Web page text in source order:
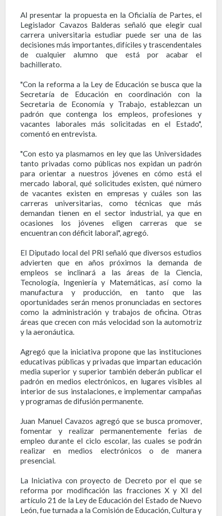
Al presentar la propuesta en la Oficialía de Partes, el
Legislador Cavazos Balderas señaló que elegir cual
carrera universitaria estudiar puede ser una de las
decisiones más importantes, difíciles y trascendentales
de cualquier alumno que está por acabar el
bachillerato.
"Con la reforma a la Ley de Educación se busca que la
Secretaría de Educación en coordinación con la
Secretaria de Economía y Trabajo, establezcan un
padrón que contenga los empleos, profesiones y
vacantes laborales más solicitadas en el Estado",
comentó en entrevista.
"Con esto ya plasmamos en ley que las Universidades
tanto privadas como públicas nos expidan un padrón
para orientar a nuestros jóvenes en cómo está el
mercado laboral, qué solicitudes existen, qué número
de vacantes existen en empresas y cuáles son las
carreras universitarias, como técnicas que más
demandan tienen en el sector industrial, ya que en
ocasiones los jóvenes eligen carreras que se
encuentran con déficit laboral", agregó.
El Diputado local del PRI señaló que diversos estudios
advierten que en años próximos la demanda de
empleos se inclinará a las áreas de la Ciencia,
Tecnología, Ingeniería y Matemáticas, así como la
manufactura y producción, en tanto que las
oportunidades serán menos pronunciadas en sectores
como la administración y trabajos de oficina. Otras
áreas que crecen con más velocidad son la automotriz
y la aeronáutica.
Agregó que la iniciativa propone que las instituciones
educativas públicas y privadas que impartan educación
media superior y superior también deberán publicar el
padrón en medios electrónicos, en lugares visibles al
interior de sus instalaciones, e implementar campañas
y programas de difusión permanente.
Juan Manuel Cavazos agregó que se busca promover,
fomentar y realizar permanentemente ferias de
empleo durante el ciclo escolar, las cuales se podrán
realizar en medios electrónicos o de manera
presencial.
La Iniciativa con proyecto de Decreto por el que se
reforma por modificación las fracciones X y XI del
artículo 21 de la Ley de Educación del Estado de Nuevo
León, fue turnada a la Comisión de Educación, Cultura y